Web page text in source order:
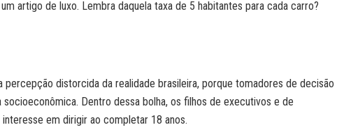
artigo de luxo. Lembra daquela taxa de 5 habitantes para cada carro?
percepção distorcida da realidade brasileira, porque tomadores de decisão
Dentro dessa bolha, os filhos de executivos e de
em dirigir ao completar 18 anos.